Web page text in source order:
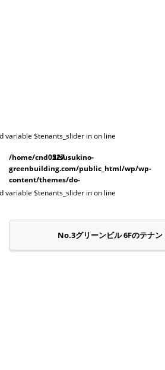
variable $tenants_slider inon line
/home/cnd05/susukino-
greenbuilding.com/public_html/wp/wp-
content/themes/do-
shinko/single-
227
variable $tenants_slider inon line
No.3グリーンビル6Fのテナ